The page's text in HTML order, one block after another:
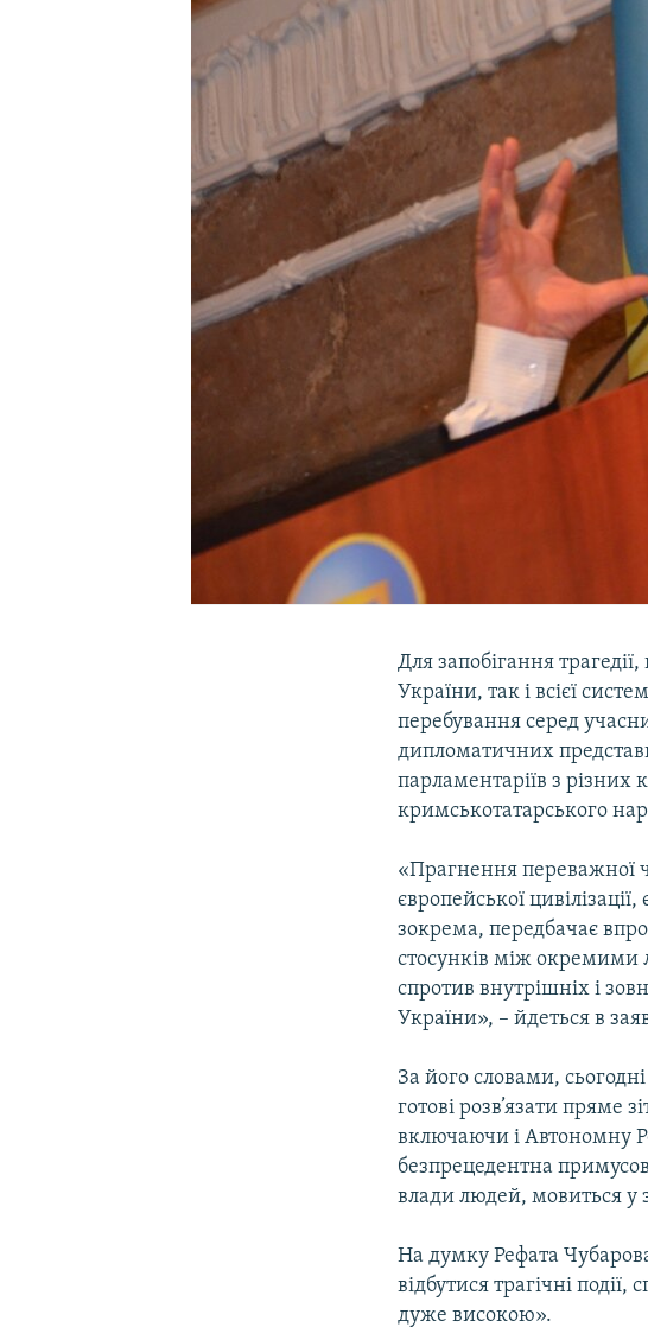
УКРАЇНСЬКА ПРОБЛЕМА КРИМУ
Для запобігання
України, так і всієї
перебування серед
дипломатичних
парламентаріїв з різних
кримськотатарського
«Прагнення переважної
європейської
зокрема, передбачає
стосунків між
спротив внутрішніх і
України», – йдеться в
За його словами,
готові розв’язати пряме
включаючи і Автономну
безпрецедентна
влади людей, мовиться у
На думку Рефата
відбутися трагічні
дуже високою».